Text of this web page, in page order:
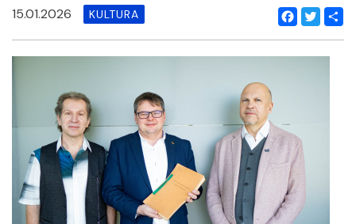
Facebook
Twitter
15.01.2026 KULTURA